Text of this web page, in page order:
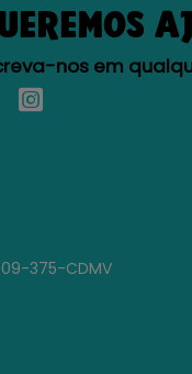
nos em
375-CDMV